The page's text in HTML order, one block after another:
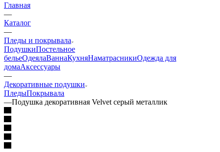
Главная
—
Каталог
—
Пледы и покрывала
ПодушкиПостельное
бельеОдеялаВаннаКухняНаматрасникиОдежда для
домаАксессуары
—
Декоративные подушки
ПледыПокрывала
—Подушка декоративная Velvet серый металлик